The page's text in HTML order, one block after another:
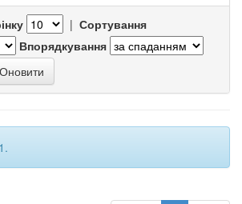
| Сортування
Впорядкування